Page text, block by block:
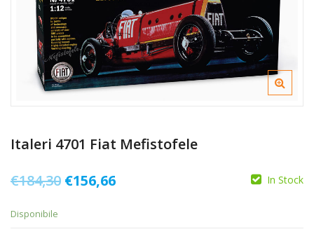
Italeri 4701 Fiat Mefistofele
€184,30 Il
€156,66Il
In Stock
Disponibile